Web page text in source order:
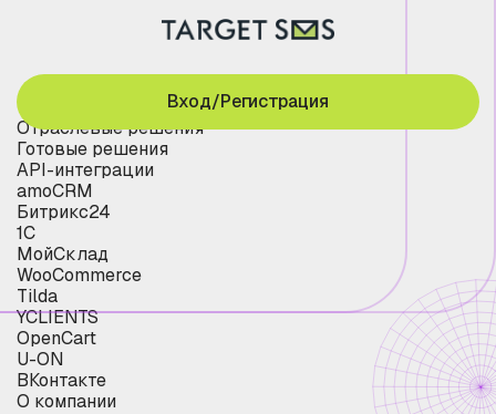
Отраслевые решения
Готовые решения
API-интеграции
amoCRM
Битрикс24
1С
МойСклад
WooCommerce
Tilda
YCLIENTS
OpenCart
U-ON
ВКонтакте
О компании
Вход/Регистрация